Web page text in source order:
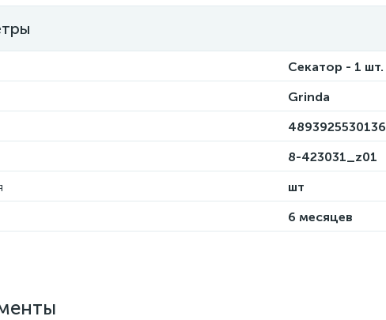
Секатор - 1 шт.
Grinda
4893925530136
8-423031_z01
шт
6 месяцев